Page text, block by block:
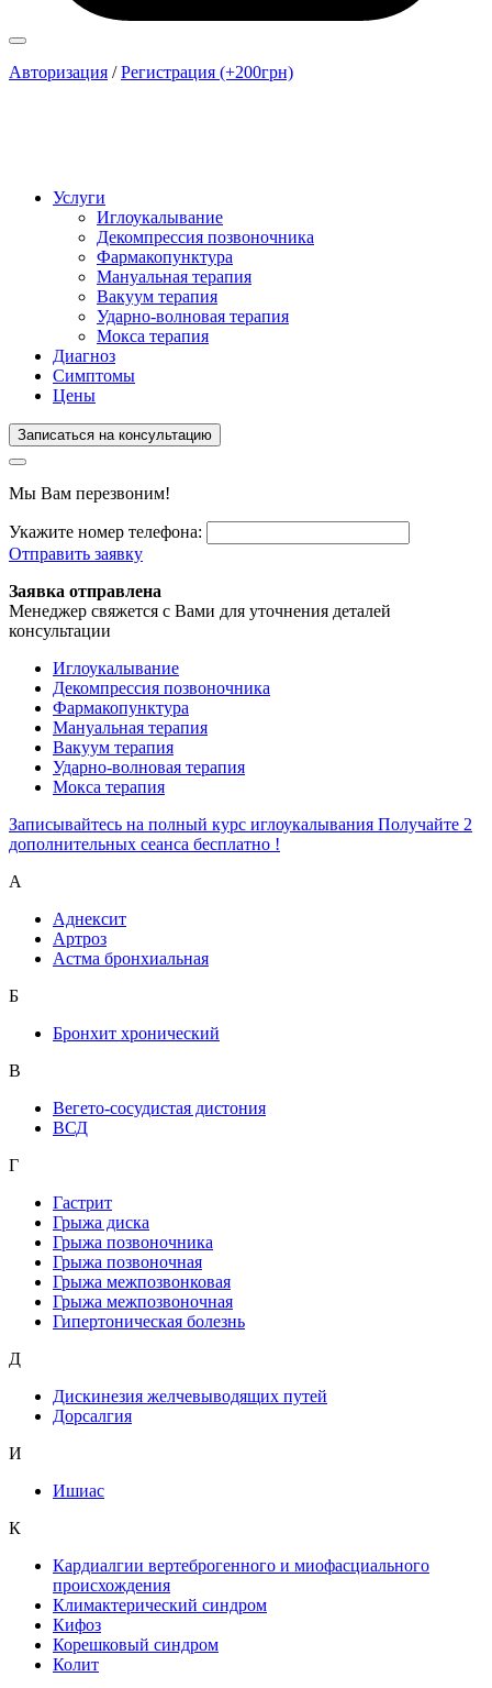
Авторизация /Регистрация (+200грн)
Услуги
Иглоукалывание
Декомпрессия позвоночника
Фармакопунктура
Мануальная терапия
Вакуум терапия
Ударно-волновая терапия
Мокса терапия
Диагноз
Симптомы
Цены
Записаться на консультацию
Мы Вам перезвоним!
Укажите номер телефона:
Отправить заявку
Заявка отправлена
Менеджер свяжется с Вами для уточнения деталей
консультации
Иглоукалывание
Декомпрессия позвоночника
Фармакопунктура
Мануальная терапия
Вакуум терапия
Ударно-волновая терапия
Мокса терапия
Записывайтесь на полный курс иглоукалывания Получайте 2
дополнительных сеанса бесплатно !
А
Аднексит
Артроз
Астма бронхиальная
Б
Бронхит хронический
В
Вегето-сосудистая дистония
ВСД
Г
Гастрит
Грыжа диска
Грыжа позвоночника
Грыжа позвоночная
Грыжа межпозвонковая
Грыжа межпозвоночная
Гипертоническая болезнь
Д
Дискинезия желчевыводящих путей
Дорсалгия
И
Ишиас
К
Кардиалгии вертеброгенного и миофасциального
происхождения
Климактерический синдром
Кифоз
Корешковый синдром
Колит